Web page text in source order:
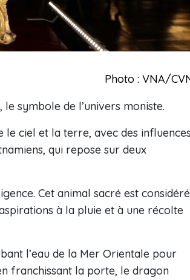
Photo : VNA/
symbole de l’univers moniste.
ciel et la terre, avec des
qui repose sur deux
Cet animal sacré est considéré
à la pluie et à une récolte
l’eau de la Mer Orientale pour
franchissant la porte, le dragon